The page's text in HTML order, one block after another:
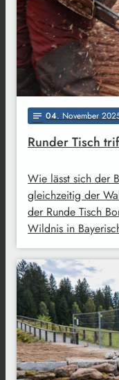
notes 04. November
Runder Tisch
Wie lässt sich der
gleichzeitig der
der Runde Tisch
Wildnis in